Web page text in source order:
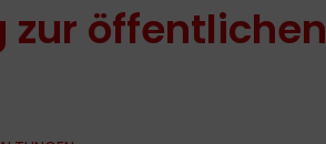
zur öffentlichen